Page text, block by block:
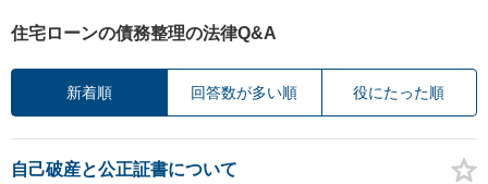
住宅ローンの債務整理の法律Q&A
新着順 回答数が多い順 役にたった順
自己破産と公正証書について